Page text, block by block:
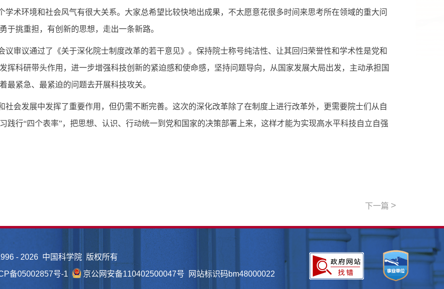
学术环境和社会风气有很大关系。大家总希望比较快地出成果，不太愿意花很多时间来思考所在领域的重大问
于挑重担，有创新的思想，走出一条新路。
议审议通过了《关于深化院士制度改革的若干意见》。保持院士称号纯洁性、让其回归荣誉性和学术性是党和
挥科研带头作用，进一步增强科技创新的紧迫感和使命感，坚持问题导向，从国家发展大局出发，主动承担国
最紧急、最紧迫的问题去开展科技攻关。
社会发展中发挥了重要作用，但仍需不断完善。这次的深化改革除了在制度上进行改革外，更需要院士们从自
践行“四个表率”，把思想、认识、行动统一到党和国家的决策部署上来，这样才能为实现高水平科技自立自强
下一篇 >
- 2026 中国科学院 版权所有
备05002857号-1
京公网安备110402500047号 网站标识码bm48000022